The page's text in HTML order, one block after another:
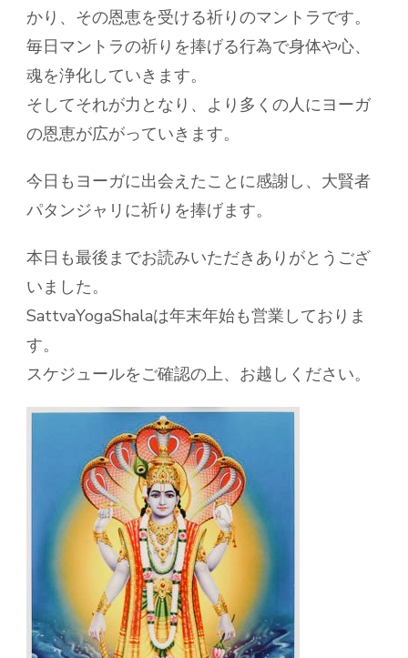
かり、その恩恵を受ける祈りのマントラです。
毎日マントラの祈りを捧げる行為で身体や心、
魂を浄化していきます。
そしてそれが力となり、より多くの人にヨーガ
の恩恵が広がっていきます。
今日もヨーガに出会えたことに感謝し、大賢者
パタンジャリに祈りを捧げます。
本日も最後までお読みいただきありがとうござ
いました。
SattvaYogaShalaは年末年始も営業しておりま
す。
スケジュールをご確認の上、お越しください。